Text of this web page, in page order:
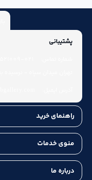
پشتیبانی
راهنمای خرید
منوی خدمات
درباره ما